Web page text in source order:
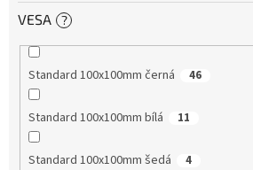
VESA ?
Standard 100x100mm černá 46
Standard 100x100mm bílá 11
Standard 100x100mm šedá 4